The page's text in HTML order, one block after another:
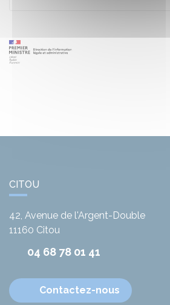
CITOU
42, Avenue de l'Argent-Double
11160 Citou
04 68 78 01 41
Contactez-nous